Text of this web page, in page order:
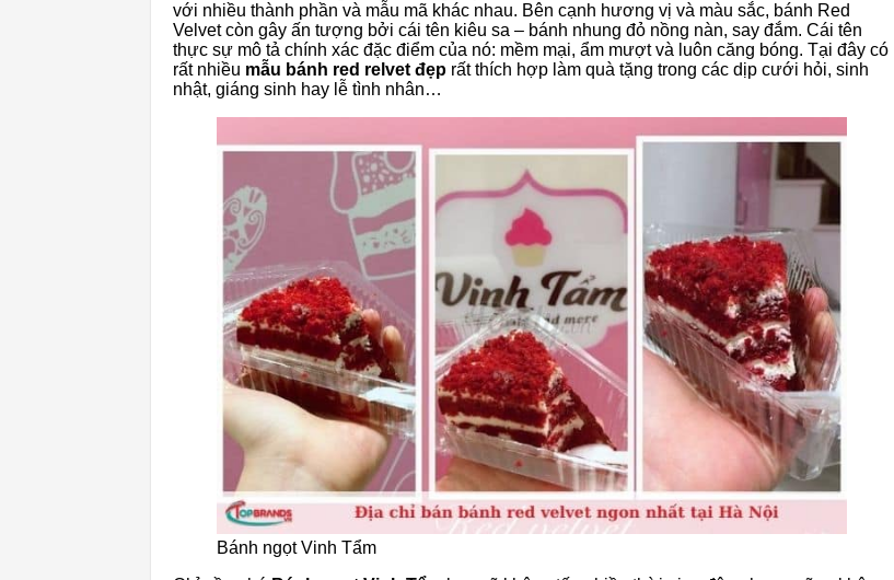
với nhiều thành phần và mẫu mã khác nhau. Bên cạnh hương vị và màu sắc, bánh Red
Velvet còn gây ấn tượng bởi cái tên kiêu sa – bánh nhung đỏ nồng nàn, say đắm. Cái tên
thực sự mô tả chính xác đặc điểm của nó: mềm mại, ẩm mượt và luôn căng bóng. Tại đây có
rất nhiều mẫu bánh red relvet đẹp rất thích hợp làm quà tặng trong các dịp cưới hỏi, sinh
nhật, giáng sinh hay lễ tình nhân…
Bánh ngọt Vinh Tẩm